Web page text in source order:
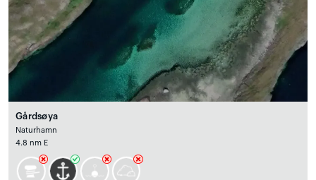
Gårdsøya
Naturhamn
4.8 nm E